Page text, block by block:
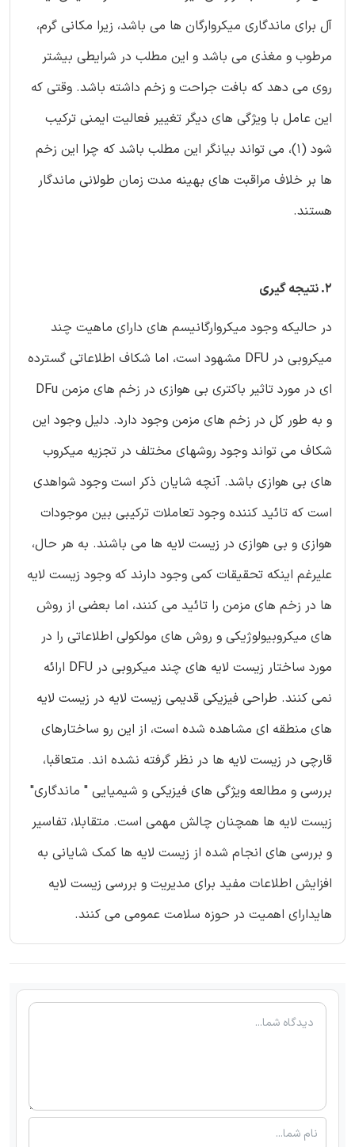
آل برای ماندگاری میکروارگان ها می باشد، زیرا مکانی گرم،
مرطوب و مغذی می باشد و این مطلب در شرایطی بیشتر
روی می دهد که بافت جراحت و زخم داشته باشد. وقتی که
این عامل با ویژگی های دیگر تغییر فعالیت ایمنی ترکیب
شود (1)، می تواند بیانگر این مطلب باشد که چرا این زخم
ها بر خلاف مراقبت های بهینه مدت زمان طولانی ماندگار
هستند.
2. نتیجه گیری
در حالیکه وجود میکروارگانیسم های دارای ماهیت چند
میکروبی در DFU مشهود است، اما شکاف اطلاعاتی گسترده
و به طور کل در زخم های مزمن وجود دارد. دلیل وجود این
شکاف می تواند وجود روشهای مختلف در تجزیه میکروب
های بی هوازی باشد. آنچه شایان ذکر است وجود شواهدی
است که تائید کننده وجود تعاملات ترکیبی بین موجودات
هوازی و بی هوازی در زیست لایه ها می باشند. به هر حال،
علیرغم اینکه تحقیقات کمی وجود دارند که وجود زیست لایه
ها در زخم های مزمن را تائید می کنند، اما بعضی از روش
های میکروبیولوژیکی و روش های مولکولی اطلاعاتی را در
مورد ساختار زیست لایه های چند میکروبی در DFU ارائه
نمی کنند. طراحی فیزیکی قدیمی زیست لایه در زیست لایه
های منطقه ای مشاهده شده است، از این رو ساختارهای
قارچی در زیست لایه ها در نظر گرفته نشده اند. متعاقبا،
بررسی و مطالعه ویژگی های فیزیکی و شیمیایی " ماندگاری"
زیست لایه ها همچنان چالش مهمی است. متقابلا، تفاسیر
و بررسی های انجام شده از زیست لایه ها کمک شایانی به
افزایش اطلاعات مفید برای مدیریت و بررسی زیست لایه
هایدارای اهمیت در حوزه سلامت عمومی می کنند.